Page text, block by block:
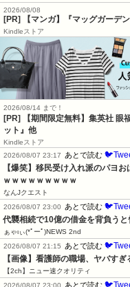
2026/08/08
[PR] 【マンガ】『マッグガーデ
Kindleストア
2026/08/14 まで！
[PR] 【期間限定無料】集英社 眼
ット』他
Kindleストア
2026/08/07 23:17
あとで読む
【爆笑】移民受け入れ派のパヨ
ｗｗｗｗｗｗｗｗｗ
なんJクエスト
2026/08/07 23:00
あとで読む
代襲相続で10億の借金を背負う
ぁゃιぃ(*ﾟーﾟ)NEWS 2nd
2026/08/07 21:15
あとで読む
【画像】看護師の職場、ヤバす
【2ch】ニュー速クオリティ
2026/08/07 23:00
あとで読む